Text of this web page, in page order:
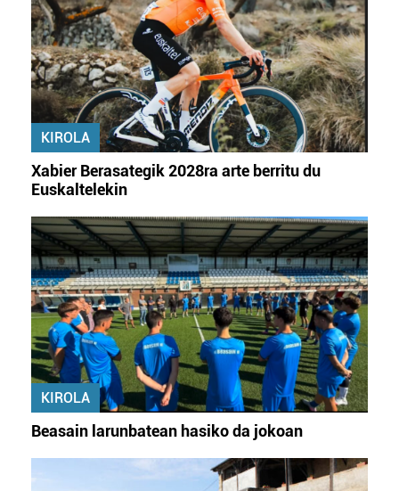
KIROLA
Xabier Berasategik 2028ra arte berritu du
Euskaltelekin
KIROLA
Beasain larunbatean hasiko da jokoan